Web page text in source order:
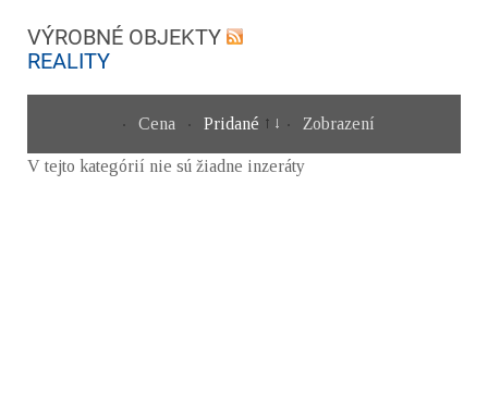
VÝROBNÉ OBJEKTY
REALITY
Cena Pridané Zobrazení
V tejto kategórií nie sú žiadne inzeráty